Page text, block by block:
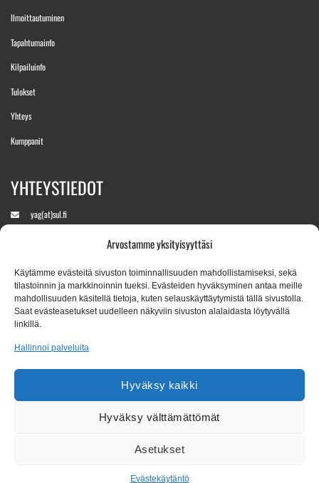
Arvostamme yksityisyyttäsi
Käytämme evästeitä sivuston toiminnallisuuden mahdollistamiseksi, sekä
tilastoinnin ja markkinoinnin tueksi. Evästeiden hyväksyminen antaa meille
mahdollisuuden käsitellä tietoja, kuten selauskäyttäytymistä tällä sivustolla.
Saat evästeasetukset uudelleen näkyviin sivuston alalaidasta löytyvällä
linkillä.
Hallinnoi palveluita
Hyväksy kaikki
Hyväksy välttämättömät
Asetukset
Evästekäytäntö
Ilmoittautuminen
Tapahtumainfo
Kilpailuinfo
Tulokset
Yhteys
Kumppanit
YHTEYSTIEDOT
yag(at)sul.fi
Tapahtumapaikka:
Leppävaaran Stadion, Veräjäpellonkatu 17, 02650 Espoo
Kaikki kirje-/pakettiposti osoitteeseen:
Valimotie 10